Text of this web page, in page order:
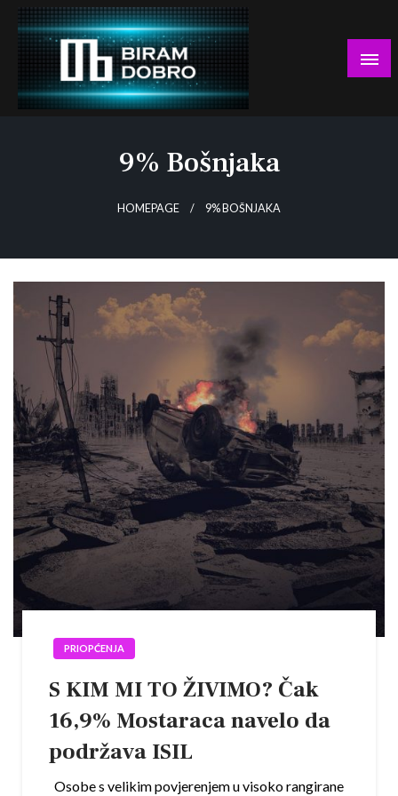
Skip
content
9% Bošnjaka
HOMEPAGE 9% BOŠNJAKA
PRIOPĆENJA
S KIM MI TO ŽIVIMO? Čak
16,9% Mostaraca navelo da
podržava ISIL
Osobe s velikim povjerenjem u visoko rangirane